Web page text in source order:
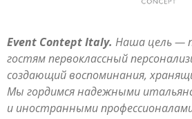
Event Contept Italy. Наша цель —
гостям первоклассный
создающий воспоминания,
Мы гордимся надежными
и иностранными